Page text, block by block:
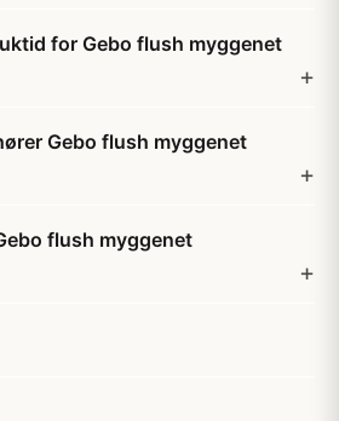
for Gebo flush myggenet
Gebo flush myggenet
flush myggenet